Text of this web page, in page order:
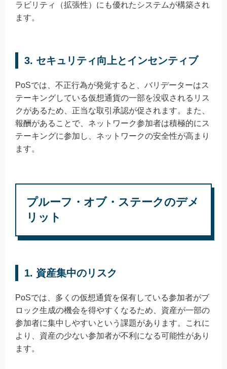
ラビリティ（拡張性）にも優れたシステムが構築され
ます。
3. セキュリティ向上とインセンティブ
PoSでは、不正行為が発覚すると、バリデーターはス
テーキングしている仮想通貨の一部を没収されるリス
クがあるため、正当な取引承認が促されます。また、
報酬があることで、ネットワーク参加者は積極的にス
テーキングに参加し、ネットワークの安全性が高まり
ます。
プルーフ・オブ・ステークのデメ
リット
1. 資産集中のリスク
PoSでは、多くの仮想通貨を保有している参加者がブ
ロック生成の機会を得やすくなるため、資産が一部の
参加者に集中しやすいという課題があります。これに
より、資産の少ない参加者が不利になる可能性があり
ます。